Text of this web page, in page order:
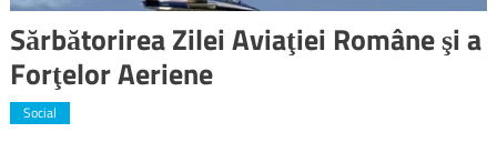
Sărbătorirea Zilei Aviaţiei Române şi a
Forţelor Aeriene
Social